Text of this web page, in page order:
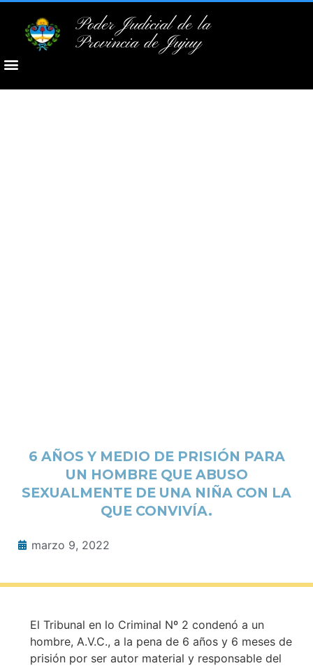
Poder Judicial de la
Provincia de Jujuy
6 AÑOS Y MEDIO DE PRISIÓN PARA
UN HOMBRE QUE ABUSO
SEXUALMENTE DE UNA NIÑA CON LA
QUE CONVIVÍA.
marzo 9, 2022
El Tribunal en lo Criminal Nº 2 condenó a un
hombre, A.V.C., a la pena de 6 años y 6 meses de
prisión por ser autor material y responsable del